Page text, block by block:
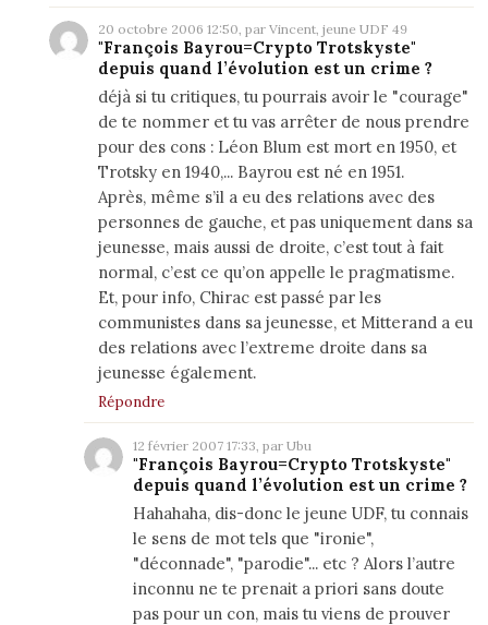
20 octobre 2006 12:50, par Vincent, jeune UDF 49
"François Bayrou=Crypto Trotskyste"
depuis quand l’évolution est un crime ?
déjà si tu critiques, tu pourrais avoir le "courage"
de te nommer et tu vas arrêter de nous prendre
pour des cons : Léon Blum est mort en 1950, et
Trotsky en 1940,... Bayrou est né en 1951.
Après, même s’il a eu des relations avec des
personnes de gauche, et pas uniquement dans sa
jeunesse, mais aussi de droite, c’est tout à fait
normal, c’est ce qu’on appelle le pragmatisme.
Et, pour info, Chirac est passé par les
communistes dans sa jeunesse, et Mitterand a eu
des relations avec l’extreme droite dans sa
jeunesse également.
Répondre
12 février 2007 17:33, par Ubu
"François Bayrou=Crypto Trotskyste"
depuis quand l’évolution est un crime ?
Hahahaha, dis-donc le jeune UDF, tu connais
le sens de mot tels que "ironie",
"déconnade", "parodie"... etc ? Alors l’autre
inconnu ne te prenait a priori sans doute
pas pour un con, mais tu viens de prouver